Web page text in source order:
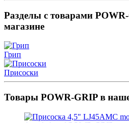
Разделы с товарами
магазине
Грип
Присоски
Товары POWR-GRIP в